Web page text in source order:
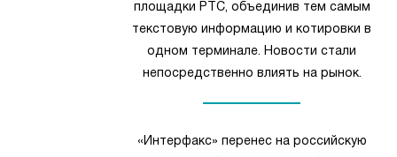
площадки РТС, объединив тем самым
текстовую информацию и котировки в
одном терминале. Новости стали
непосредственно влиять на рынок.
«Интерфакс» перенес на российскую